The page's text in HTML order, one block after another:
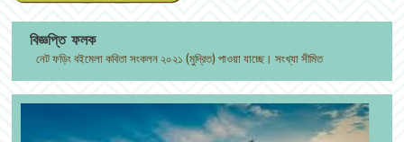
বিজ্ঞপ্তি ফলক
নেট ফড়িং বইমেলা কবিতা সংকলন ২০২১ (মুদ্রিত) পাওয়া যাচ্ছে। সংখ্যা সীমিত